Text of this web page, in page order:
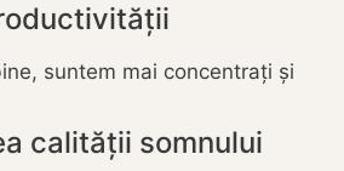
suntem mai concentrați și
calității somnului